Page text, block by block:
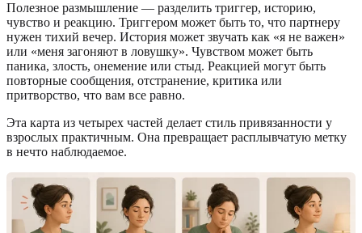
Полезное размышление — разделить триггер, историю,
чувство и реакцию. Триггером может быть то, что партнеру
нужен тихий вечер. История может звучать как «я не важен»
или «меня загоняют в ловушку». Чувством может быть
паника, злость, онемение или стыд. Реакцией могут быть
повторные сообщения, отстранение, критика или
притворство, что вам все равно.
Эта карта из четырех частей делает стиль привязанности у
взрослых практичным. Она превращает расплывчатую метку
в нечто наблюдаемое.